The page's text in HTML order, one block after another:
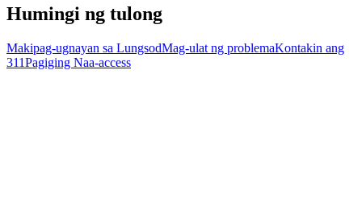
Humingi ng tulong
Makipag-ugnayan sa LungsodMag-ulat ng problemaKontakin ang
311Pagiging Naa-access